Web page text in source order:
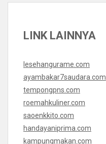
LINK LAINNYA
lesehangurame.com
ayambakar7saudara.com
tempongpns.com
roemahkuliner.com
saoenkkito.com
handayaniprima.com
kampungmakan.com